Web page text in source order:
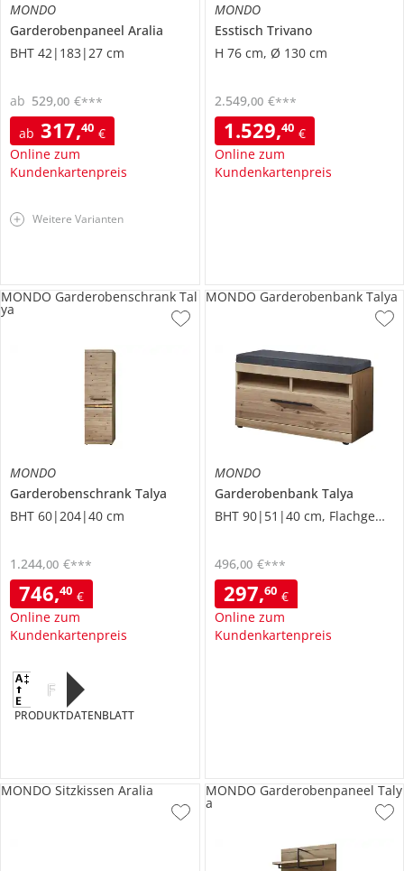
MONDO
Garderobenpaneel Aralia
BHT 42|183|27 cm
ab 317,40 €
Online zum
Kundenkartenpreis
ab 529,00 €***
Weitere Varianten
MONDO
Esstisch Trivano
H 76 cm, Ø 130 cm
1.529,40 €
Online zum
Kundenkartenpreis
2.549,00 €***
MONDO
Garderobenschrank Talya
BHT 60|204|40 cm
746,40 €
Online zum
Kundenkartenpreis
1.244,00 €***
MONDO Garderobenschrank Tal
ya
F
PRODUKTDATENBLATT
MONDO
Garderobenbank Talya
BHT 90|51|40 cm, Flachgewebe
297,60 €
Online zum
Kundenkartenpreis
496,00 €***
MONDO Garderobenbank Talya
MONDO Sitzkissen Aralia MONDO Garderobenpaneel Taly
a